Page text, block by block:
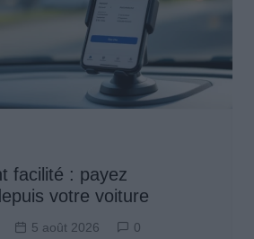
facilité : payez
votre voiture
5 août 2026 0